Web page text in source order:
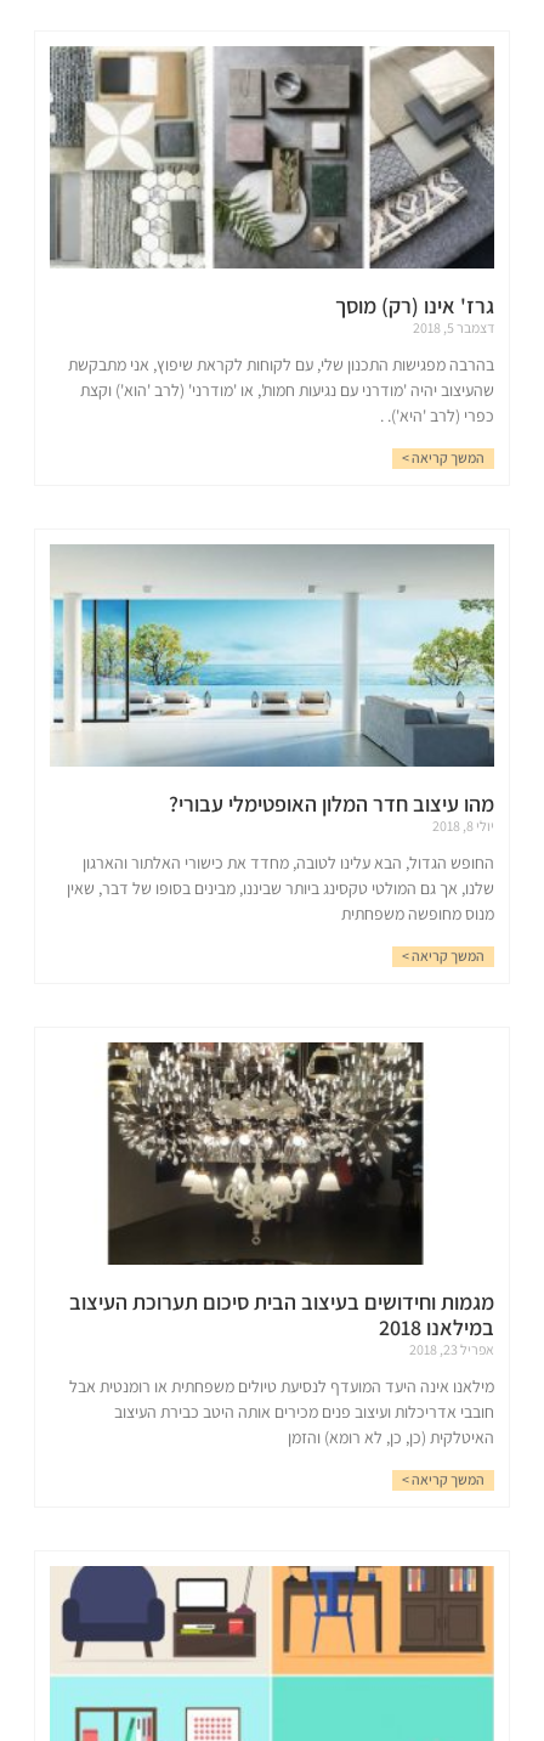
גרז' אינו (רק) מוסך
דצמבר 5, 2018
בהרבה מפגישות התכנון שלי, עם לקוחות לקראת שיפוץ, אני מתבקשת
שהעיצוב יהיה 'מודרני עם נגיעות חמות', או 'מודרני' (לרב 'הוא') וקצת
כפרי (לרב 'היא'). .
המשך קריאה >
מהו עיצוב חדר המלון האופטימלי עבורי?
יולי 8, 2018
החופש הגדול, הבא עלינו לטובה, מחדד את כישורי האלתור והארגון
שלנו, אך גם המולטי טקסינג ביותר שביננו, מבינים בסופו של דבר, שאין
מנוס מחופשה משפחתית
המשך קריאה >
מגמות וחידושים בעיצוב הבית סיכום תערוכת העיצוב
במילאנו 2018
אפריל 23, 2018
מילאנו אינה היעד המועדף לנסיעת טיולים משפחתית או רומנטית אבל
חובבי אדריכלות ועיצוב פנים מכירים אותה היטב כבירת העיצוב
האיטלקית (כן, כן, לא רומא) והזמן
המשך קריאה >